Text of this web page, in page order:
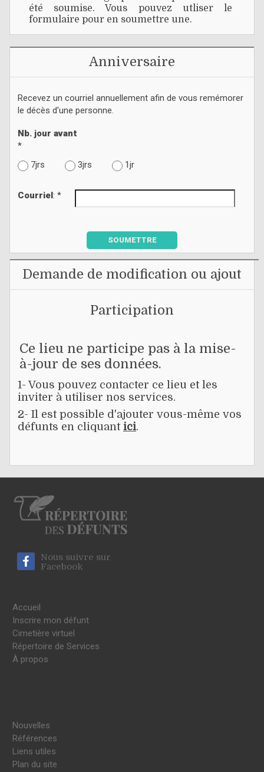
été soumise. Vous pouvez utliser le
formulaire pour en soumettre une.
Anniversaire
Recevez un courriel annuellement afin de vous remémorer
le décès d'une personne.
Nb. jour avant
*
7jrs
3jrs 1jr
Courriel : *
SOUMETTRE
Demande de modification ou ajout
Participation
Ce lieu ne participe pas à la mise-
à-jour de ses données.
1- Vous pouvez contacter ce lieu et les
inviter à utiliser nos services.
2- Il est possible d'ajouter vous-même vos
défunts en cliquant ici.
Nous suivre sur
Facebook
Accueil
Inscrire mon défunt
Cimetière virtuel
Répertoire de Services
À propos
Nouvelles
Références
Liens utiles
Plan du site